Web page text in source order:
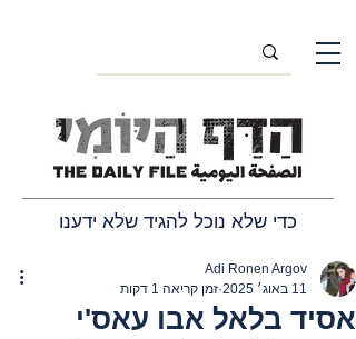
כדי שלא נוכל להגיד שלא ידענו
אסיד בלאל אבו עאס'י
Adi Ronen Argov
11 באוג׳ 2025
זמן קריאה 1 דקות